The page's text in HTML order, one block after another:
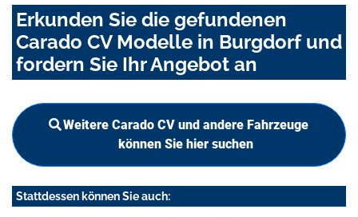
Erkunden Sie die gefundenen
Carado CV Modelle in Burgdorf und
fordern Sie Ihr Angebot an
Weitere Carado CV und andere Fahrzeuge
können Sie hier suchen
Stattdessen können Sie auch: